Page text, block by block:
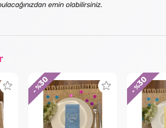
emin olabilirsiniz.
- %
30
- %
30